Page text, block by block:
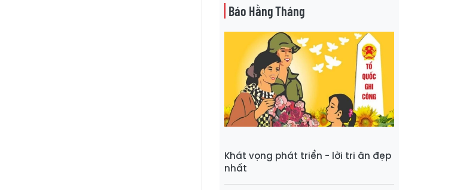
Báo Hằng Tháng
Khát vọng phát triển - lời tri ân đẹp
nhất